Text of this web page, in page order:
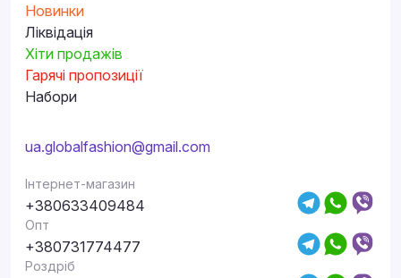
Новинки
Ліквідація
Хіти продажів
Гарячі пропозиції
Набори
ua.globalfashion@gmail.com
Інтернет-магазин
+380633409484
Опт
+380731774477
Роздріб